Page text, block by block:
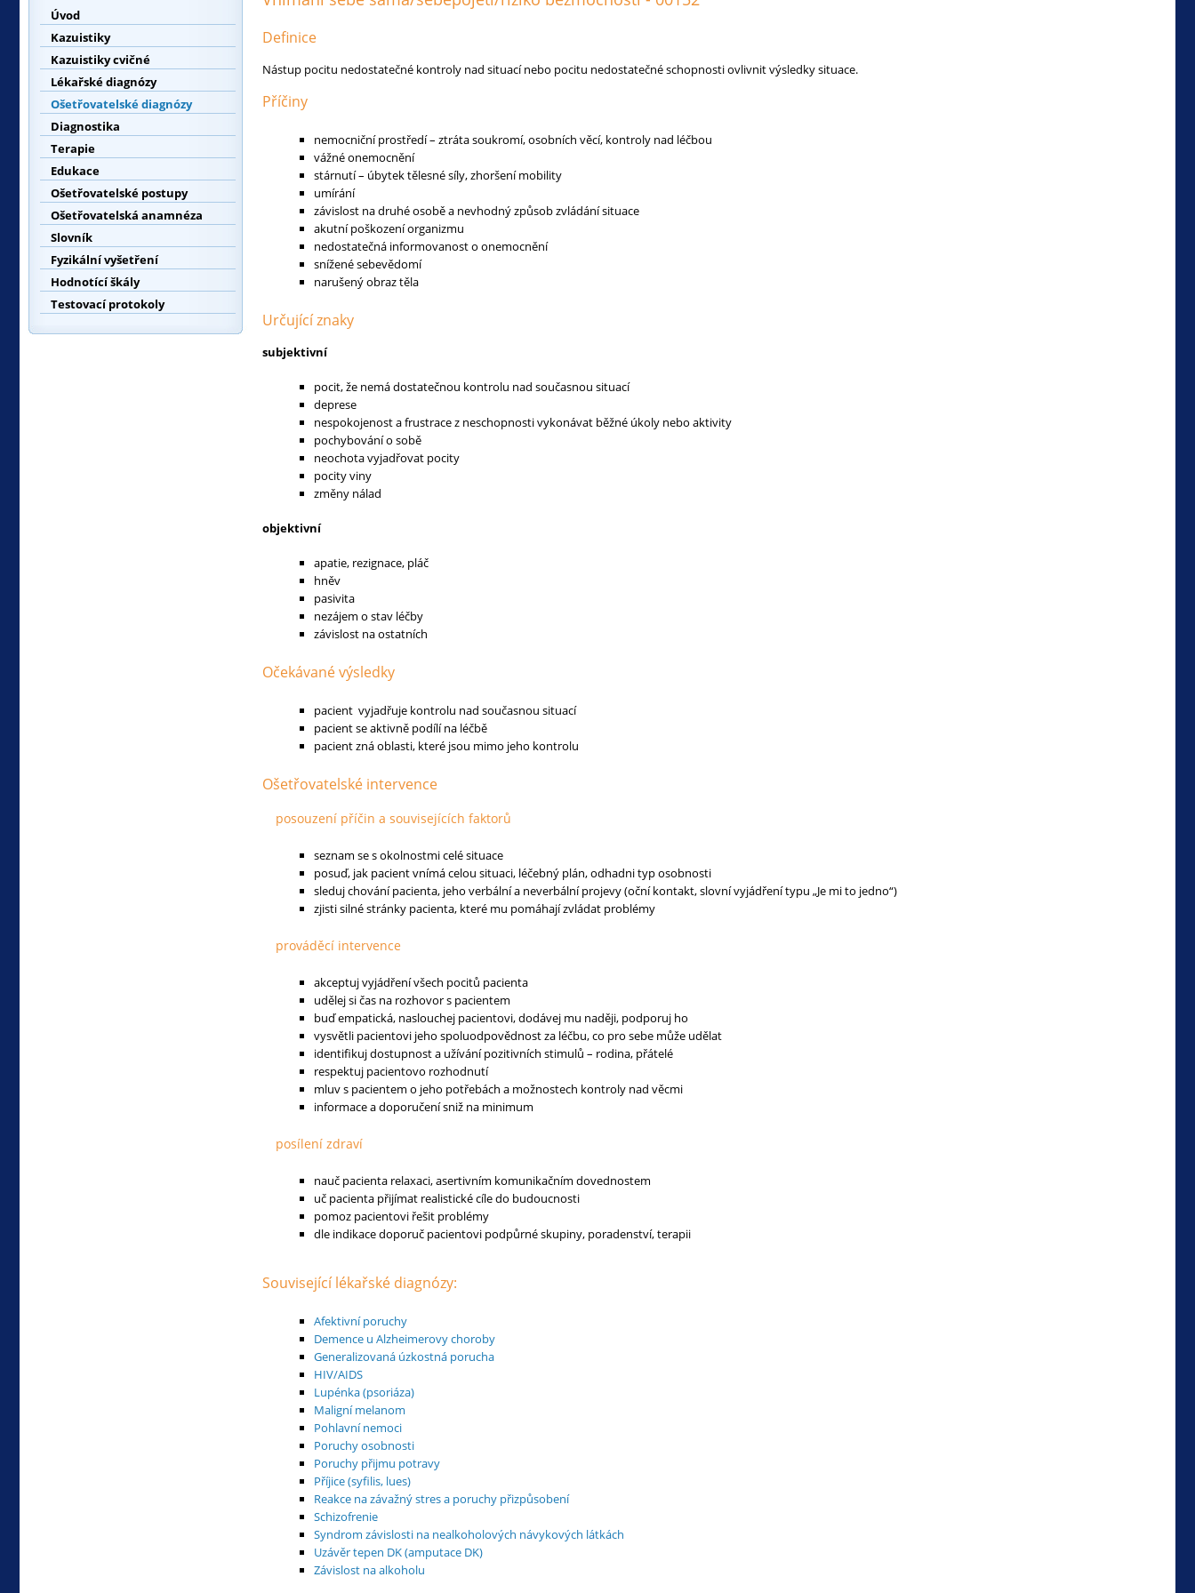
Úvod
Kazuistiky
Kazuistiky cvičné
Lékařské diagnózy
Ošetřovatelské diagnózy
Diagnostika
Terapie
Edukace
Ošetřovatelské postupy
Ošetřovatelská anamnéza
Slovník
Fyzikální vyšetření
Hodnotící škály
Testovací protokoly
Definice
Nástup pocitu nedostatečné kontroly nad situací nebo pocitu nedostatečné schopnosti ovlivnit výsledky situace.
Příčiny
nemocniční prostředí – ztráta soukromí, osobních věcí, kontroly nad léčbou
vážné onemocnění
stárnutí – úbytek tělesné síly, zhoršení mobility
umírání
závislost na druhé osobě a nevhodný způsob zvládání situace
akutní poškození organizmu
nedostatečná informovanost o onemocnění
snížené sebevědomí
narušený obraz těla
Určující znaky
subjektivní
pocit, že nemá dostatečnou kontrolu nad současnou situací
deprese
nespokojenost a frustrace z neschopnosti vykonávat běžné úkoly nebo aktivity
pochybování o sobě
neochota vyjadřovat pocity
pocity viny
změny nálad
objektivní
apatie, rezignace, pláč
hněv
pasivita
nezájem o stav léčby
závislost na ostatních
Očekávané výsledky
pacient vyjadřuje kontrolu nad současnou situací
pacient se aktivně podílí na léčbě
pacient zná oblasti, které jsou mimo jeho kontrolu
Ošetřovatelské intervence
posouzení příčin a souvisejících faktorů
seznam se s okolnostmi celé situace
posuď, jak pacient vnímá celou situaci, léčebný plán, odhadni typ osobnosti
sleduj chování pacienta, jeho verbální a neverbální projevy (oční kontakt, slovní vyjádření typu „Je mi to jedno“)
zjisti silné stránky pacienta, které mu pomáhají zvládat problémy
prováděcí intervence
akceptuj vyjádření všech pocitů pacienta
udělej si čas na rozhovor s pacientem
buď empatická, naslouchej pacientovi, dodávej mu naději, podporuj ho
vysvětli pacientovi jeho spoluodpovědnost za léčbu, co pro sebe může udělat
identifikuj dostupnost a užívání pozitivních stimulů – rodina, přátelé
respektuj pacientovo rozhodnutí
mluv s pacientem o jeho potřebách a možnostech kontroly nad věcmi
informace a doporučení sniž na minimum
posílení zdraví
nauč pacienta relaxaci, asertivním komunikačním dovednostem
uč pacienta přijímat realistické cíle do budoucnosti
pomoz pacientovi řešit problémy
dle indikace doporuč pacientovi podpůrné skupiny, poradenství, terapii
Související lékařské diagnózy:
Afektivní poruchy
Demence u Alzheimerovy choroby
Generalizovaná úzkostná porucha
HIV/AIDS
Lupénka (psoriáza)
Maligní melanom
Pohlavní nemoci
Poruchy osobnosti
Poruchy přijmu potravy
Příjice (syfilis, lues)
Reakce na závažný stres a poruchy přizpůsobení
Schizofrenie
Syndrom závislosti na nealkoholových návykových látkách
Uzávěr tepen DK (amputace DK)
Závislost na alkoholu